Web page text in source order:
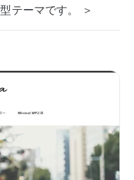
テーマです。 ＞